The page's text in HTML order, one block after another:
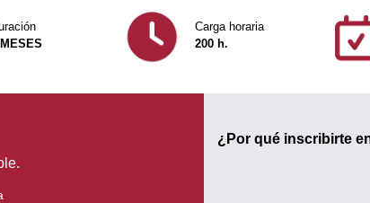
Carga horaria
200 h.
¿Por qué inscribirte